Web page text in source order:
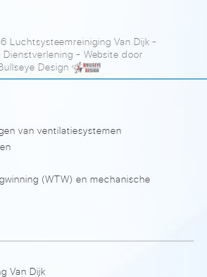
Luchtsysteemreiniging Van Dijk-
Dienstverlening - Website door
Design
van ventilatiesystemen
(WTW) en mechanische
Van Dijk